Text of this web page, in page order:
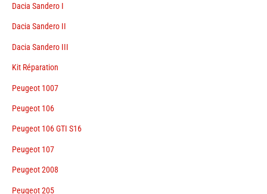
Dacia Sandero I
Dacia Sandero II
Dacia Sandero III
Kit Réparation
Peugeot 1007
Peugeot 106
Peugeot 106 GTI S16
Peugeot 107
Peugeot 2008
Peugeot 205